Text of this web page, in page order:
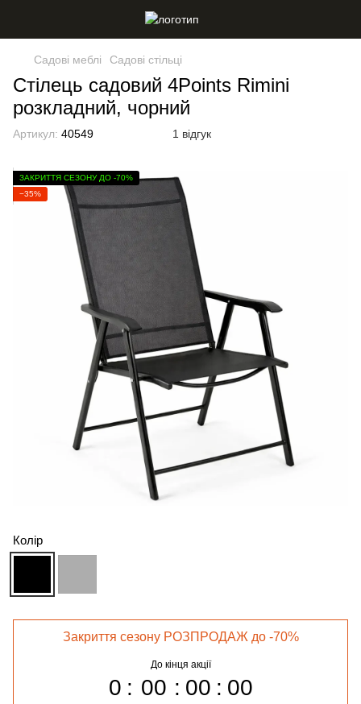
Садові меблі Садові стільці
Стілець садовий 4Points Rimini
розкладний, чорний
Артикул: 40549 1 відгук
ЗАКРИТТЯ СЕЗОНУ ДО -70%
−35%
Колір
Закриття сезону РОЗПРОДАЖ до -70%
До кінця акції
0 00 00 00